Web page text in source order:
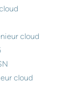
cloud
cloud